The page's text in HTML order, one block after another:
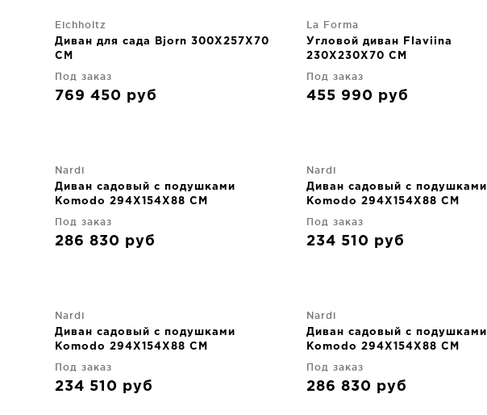
Eichholtz
Диван для сада Bjorn 300X257X70
CM
Под заказ
769 450 руб
La Forma
Угловой диван Flaviina
230X230X70 CM
Под заказ
455 990 руб
Nardi
Диван садовый с подушками
Komodo 294X154X88 CM
Под заказ
286 830 руб
Nardi
Диван садовый с подушками
Komodo 294X154X88 CM
Под заказ
234 510 руб
Nardi
Диван садовый с подушками
Komodo 294X154X88 CM
Под заказ
234 510 руб
Nardi
Диван садовый с подушками
Komodo 294X154X88 CM
Под заказ
286 830 руб